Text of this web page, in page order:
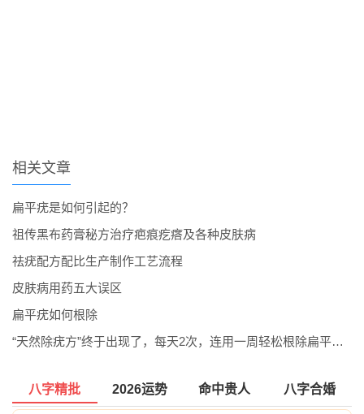
相关文章
扁平疣是如何引起的？
祖传黑布药膏秘方治疗疤痕疙瘩及各种皮肤病
祛疣配方配比生产制作工艺流程
皮肤病用药五大误区
扁平疣如何根除
“天然除疣方”终于出现了，每天2次，连用一周轻松根除扁平疣！
八字精批 2026运势 命中贵人 八字合婚